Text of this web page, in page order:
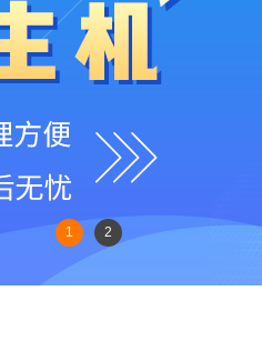
1 2